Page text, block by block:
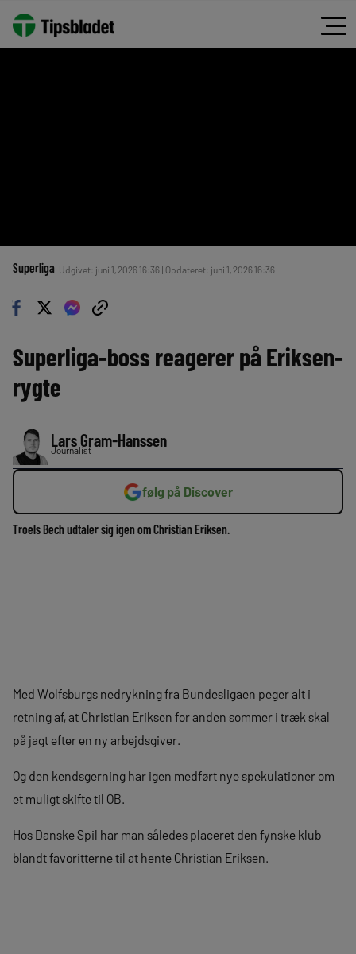
Superliga Udgivet: juni 1, 2026 16:36 | Opdateret: juni 1, 2026 16:36
Superliga-boss reagerer på Eriksen-
rygte
Lars Gram-Hanssen
Journalist
følg på Discover
Troels Bech udtaler sig igen om Christian Eriksen.
Med Wolfsburgs nedrykning fra Bundesligaen peger alt i
retning af, at Christian Eriksen for anden sommer i træk skal
på jagt efter en ny arbejdsgiver.
Og den kendsgerning har igen medført nye spekulationer om
et muligt skifte til OB.
Hos Danske Spil har man således placeret den fynske klub
blandt favoritterne til at hente Christian Eriksen.